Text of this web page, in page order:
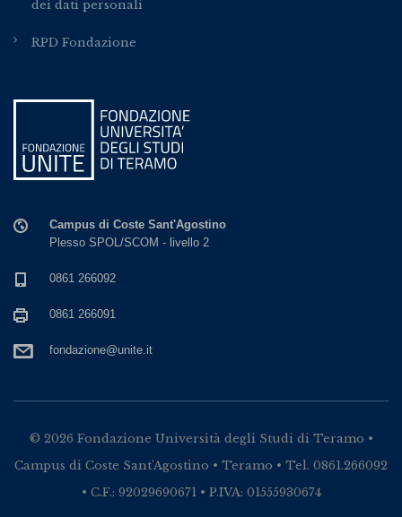
dei dati personali
RPD Fondazione
Campus di Coste Sant'Agostino
Plesso SPOL/SCOM - livello 2
0861 266092
0861 266091
fondazione@unite.it
© 2026 Fondazione Università degli Studi di Teramo •
Campus di Coste Sant'Agostino • Teramo • Tel. 0861.266092
• C.F.: 92029690671 • P.IVA: 01555930674